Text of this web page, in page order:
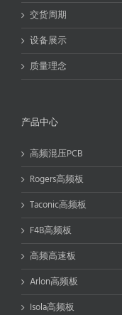
交货周期
设备展示
质量理念
产品中心
高频混压PCB
Rogers高频板
Taconic高频板
F4B高频板
高频高速板
Arlon高频板
Isola高频板